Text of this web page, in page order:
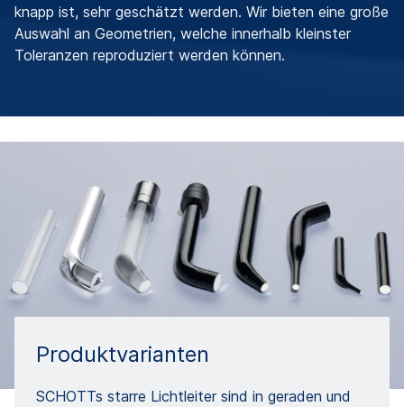
knapp ist, sehr geschätzt werden. Wir bieten eine große
Auswahl an Geometrien, welche innerhalb kleinster
Toleranzen reproduziert werden können.
Produktvarianten
SCHOTTs starre Lichtleiter sind in geraden und